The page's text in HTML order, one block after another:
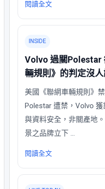
閱讀全文
INSIDE
Volvo 過關Polestar
輛規則》的判定沒
美國《聯網車輛規則》
Polestar 遭禁，Volvo
與資料安全，非關產地
景之品牌立下 …
閱讀全文